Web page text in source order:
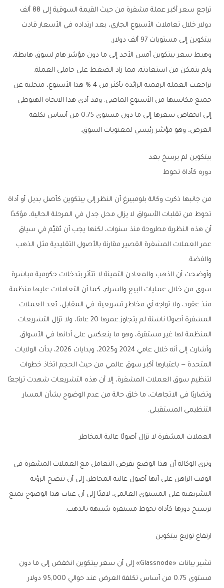
تراجع سعر أكبر عملة مشفرة من حيث القيمة السوقية إلى 88 ألف
دولار خلال تعاملات الأسبوع الجاري، بعد ارتداده في الأسعار قادت
بيتكوين إلى مستويات 97 ألف دولار.
وهبط سعر بيتكوين أمس الأحد إلى ما دون مؤشر هام لسوق هابطة،
ولم يتمكن من استعادته، مما زاد الضغط على حاملي العملة.
تراجعت العملة الرقمية الرائدة بأكثر من 4 % هذا الأسبوع، متخلية عن
جميع مكاسبها من الأسبوع الماضي. وقد أدى هذا الاتجاه الهبوطي
إلى انخفاض سعرها إلى ما دون مستوى 0.75 من أساس تكلفة
العرض، وهو مؤشر رئيسي لمعنويات السوق.
بيتكوين لم يرسخ بعد
دوره كأداة تحوط
من جانبها ذكرت وكالة بلومبيرغ أن النظر إلى بيتكوين كأصل بديل أو أداة
تحوط من تقلبات الأسواق لا يزال محل جدل في المرحلة الحالية، مؤكدًا
أن هذه النظرية مطروحة منذ سنوات، لكنها يجب أن تُقيَّم في سياق
عمر العملات المشفرة القصير مقارنة بالأصول التقليدية مثل الذهب
والفضة.
وأوضحت أن الذهب والمعادن الثمينة لا تتأثر بتدخلات حكومية مباشرة
سوى من خلال عمليات البيع والشراء، كما أن التعاملات عليها منظمة
منذ عقود، ولا تواجه أي مخاطر تشريعية. في المقابل، تُعد العملات
المشفرة أصولًا ناشئة لم يتجاوز عمرها 20 عامًا، ولا تزال التشريعات
المنظمة لها غير مستقرة، وهو ما ينعكس على أدائها في الأسواق.
وأشارت إلى أنه خلال عامي 2024 و2025، وبدايات 2026، بدأت الولايات
المتحدة — باعتبارها أكبر سوق عالمي من حيث الحجم اتخاذ خطوات
لتنظيم سوق العملات المشفرة، إلا أن هذه التشريعات شهدت تراجعًا
وتضاربًا في الاتجاهات، ما خلق حالة من عدم الوضوح بشأن المسار
التنظيمي المستقبلي.
العملات المشفرة لا تزال أصولًا عالية المخاطر
وترى الوكالة أن هذا الوضع يفرض التعامل مع العملات المشفرة في
الوقت الراهن على أنها أصول عالية المخاطر، إلى أن تتضح الرؤية
التشريعية على المستوى العالمي، لافتًا إلى أن غياب هذا الوضوح يمنع
ترسيخ دورها كأداة تحوط مستقرة شبيهة بالذهب.
ارتفاع توزيع بيتكوين
تشير بيانات «Glassnode» إلى أن سعر بيتكوين انخفض إلى ما دون
مستوى 0.75 من أساس تكلفة العرض عند حوالي 95,000 دولار